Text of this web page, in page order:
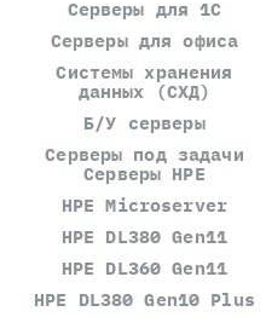
Серверы для 1С
Серверы для офиса
Системы хранения
данных (СХД)
Б/У серверы
Серверы под задачи
Серверы HPE
HPE Microserver
HPE DL380 Gen11
HPE DL360 Gen11
HPE DL380 Gen10 Plus